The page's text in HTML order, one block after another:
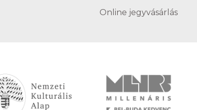
Online jegyvásárlás